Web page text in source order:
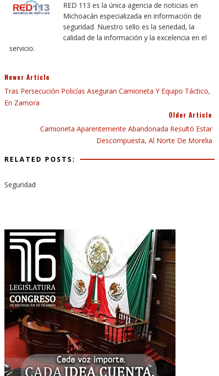
RED 113 es la única agencia de noticias en
Michoacán especializada en información de
seguridad. Nuestro sello es la seriedad, la
calidad de la información y la excelencia en el
servicio.
Newer Article
Tras Persecución Policías Aseguran Camioneta Y Equipo Táctico,
En Zamora
Older Article
Camioneta Aparentemente Abandonada Resultó Estar
Descompuesta, Al Norte De Morelia
RELATED POSTS:
Seguridad